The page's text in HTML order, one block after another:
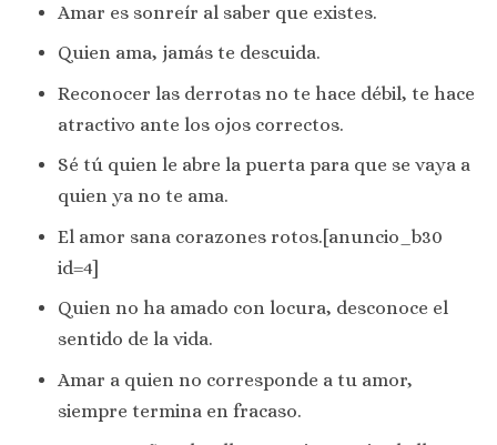
Amar es sonreír al saber que existes.
Quien ama, jamás te descuida.
Reconocer las derrotas no te hace débil, te hace
atractivo ante los ojos correctos.
Sé tú quien le abre la puerta para que se vaya a
quien ya no te ama.
El amor sana corazones rotos.[anuncio_b30
id=4]
Quien no ha amado con locura, desconoce el
sentido de la vida.
Amar a quien no corresponde a tu amor,
siempre termina en fracaso.